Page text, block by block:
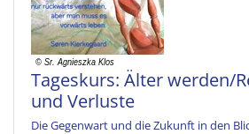
Tageskurs: Älter werden/
und Verluste
Die Gegenwart und die Zukunft in den